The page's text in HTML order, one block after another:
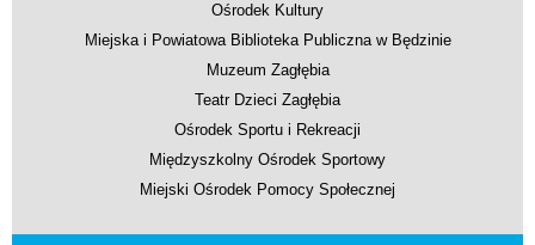
Ośrodek Kultury
Miejska i Powiatowa Biblioteka Publiczna w Będzinie
Muzeum Zagłębia
Teatr Dzieci Zagłębia
Ośrodek Sportu i Rekreacji
Międzyszkolny Ośrodek Sportowy
Miejski Ośrodek Pomocy Społecznej